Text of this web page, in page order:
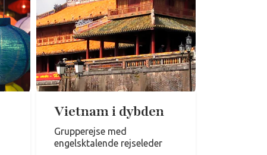
Vietnam i dybden
Grupperejse med
engelsktalende rejseleder